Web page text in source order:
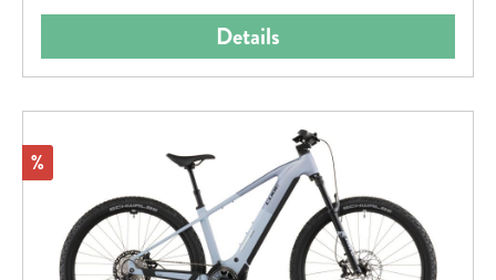
Details
Rabatt
%